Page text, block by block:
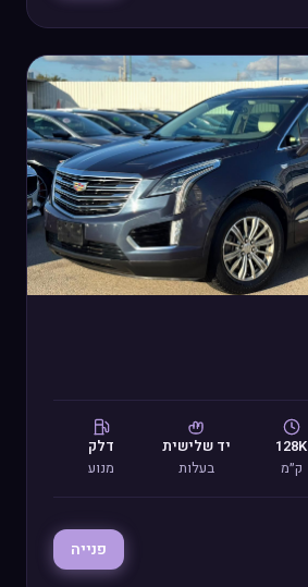
128K
ק״מ
ידשלישית
בעלות
דלק
מנוע
פנייה